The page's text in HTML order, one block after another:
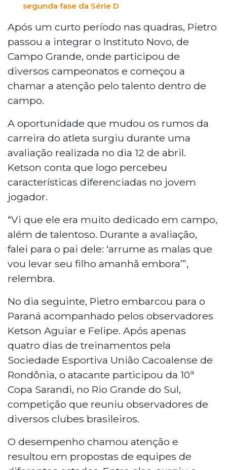
segunda fase da Série D
Após um curto período nas quadras, Pietro
passou a integrar o Instituto Novo, de
Campo Grande, onde participou de
diversos campeonatos e começou a
chamar a atenção pelo talento dentro de
campo.
A oportunidade que mudou os rumos da
carreira do atleta surgiu durante uma
avaliação realizada no dia 12 de abril.
Ketson conta que logo percebeu
características diferenciadas no jovem
jogador.
“Vi que ele era muito dedicado em campo,
além de talentoso. Durante a avaliação,
falei para o pai dele: ‘arrume as malas que
vou levar seu filho amanhã embora’”,
relembra.
No dia seguinte, Pietro embarcou para o
Paraná acompanhado pelos observadores
Ketson Aguiar e Felipe. Após apenas
quatro dias de treinamentos pela
Sociedade Esportiva União Cacoalense de
Rondônia, o atacante participou da 10ª
Copa Sarandi, no Rio Grande do Sul,
competição que reuniu observadores de
diversos clubes brasileiros.
O desempenho chamou atenção e
resultou em propostas de equipes de